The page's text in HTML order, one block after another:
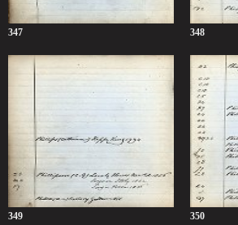
347 348
349 350